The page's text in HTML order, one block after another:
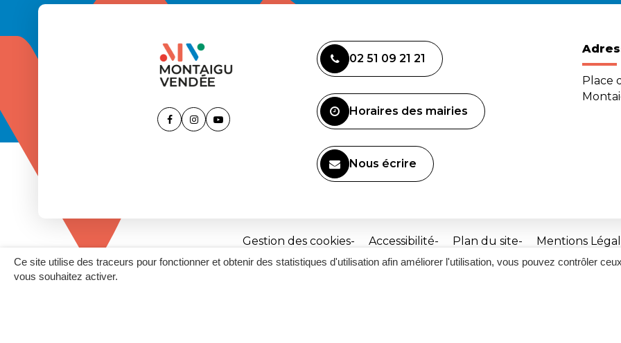
Ce site utilise des traceurs pour fonctionner et obtenir des statistiques d'utilisation afin améliorer l'utilisation, vous pouvez contrôler
vous souhaitez activer.
Lien Lien Lien
02 51 09 21 21
Horaires des mairies
Nous écrire
Place
Gestion des cookies Accessibilité Plan du site Mentions